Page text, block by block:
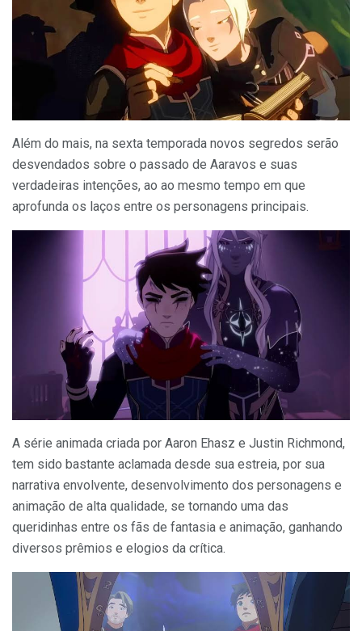
Além do mais, na sexta temporada novos segredos serão
desvendados sobre o passado de Aaravos e suas
verdadeiras intenções, ao ao mesmo tempo em que
aprofunda os laços entre os personagens principais.
A série animada criada por Aaron Ehasz e Justin Richmond,
tem sido bastante aclamada desde sua estreia, por sua
narrativa envolvente, desenvolvimento dos personagens e
animação de alta qualidade, se tornando uma das
queridinhas entre os fãs de fantasia e animação, ganhando
diversos prêmios e elogios da crítica.